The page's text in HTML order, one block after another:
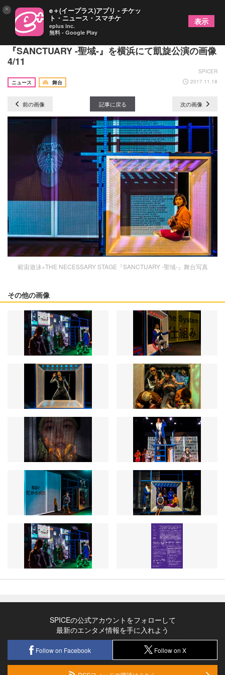
範宙遊泳が日本×シンガポール国際共同制作
『SANCTUARY -聖域-』を横浜にて凱旋公演の画像
4/11
SPICER
ニュース
舞台 2017.11.18
前の画像 記事に戻る 次の画像
範宙遊泳×THE NECESSARY STAGE『SANCTUARY -聖域-』舞台写真
その他の画像
SPICEの公式アカウントをフォローして
最新のエンタメ情報を手に入れよう
Follow on Facebook Follow on X
× e＋(イープラス)アプリ - チケッ
ト・ニュース・スマチケ
eplus inc.
無料 - Google Play
表示